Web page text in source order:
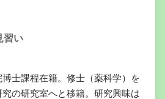
習い
士課程在籍。修士（薬科学）を
の研究室へと移籍。研究興味は